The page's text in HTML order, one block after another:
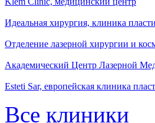
Идеальная хирургия, клиника
Отделение лазерной хирургии и
Академический Центр Лазерной
Esteti Sar, eвропейская клиника
Все клиники